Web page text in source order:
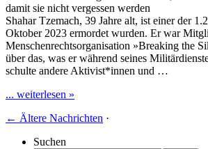
damit sie nicht vergessen werden
Shahar Tzemach, 39 Jahre alt, ist einer der
Oktober 2023 ermordet wurden. Er war
Menschenrechtsorganisation »Breaking the
über das, was er während seines
schulte andere Aktivist*innen und …
... weiterlesen »
← Ältere Nachrichten ·
Suchen